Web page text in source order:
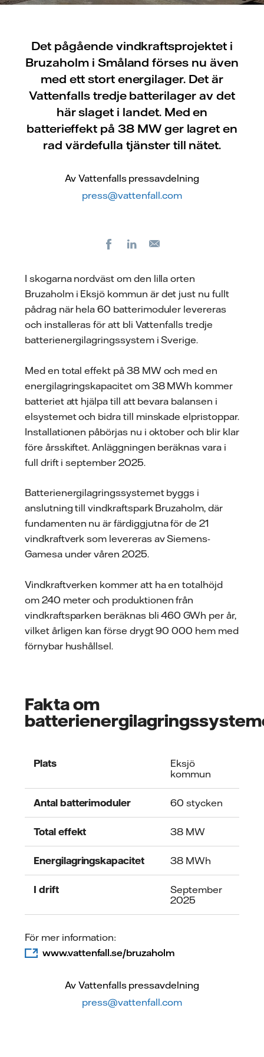
Det pågående vindkraftsprojektet i
Bruzaholm i Småland förses nu även
med ett stort energilager. Det är
Vattenfalls tredje batterilager av det
här slaget i landet. Med en
batterieffekt på 38 MW ger lagret en
rad värdefulla tjänster till nätet.
Av Vattenfalls pressavdelning
press@vattenfall.com
FacebookLinkedIn
I skogarna nordväst om den lilla orten
Bruzaholm i Eksjö kommun är det just nu fullt
pådrag när hela 60 batterimoduler levereras
och installeras för att bli Vattenfalls tredje
batterienergilagringssystem i Sverige.
Med en total effekt på 38 MW och med en
energilagringskapacitet om 38 MWh kommer
batteriet att hjälpa till att bevara balansen i
elsystemet och bidra till minskade elpristoppar.
Installationen påbörjas nu i oktober och blir klar
före årsskiftet. Anläggningen beräknas vara i
full drift i september 2025.
Batterienergilagringssystemet byggs i
anslutning till vindkraftspark Bruzaholm, där
fundamenten nu är färdiggjutna för de 21
vindkraftverk som levereras av Siemens-
Gamesa under våren 2025.
Vindkraftverken kommer att ha en totalhöjd
om 240 meter och produktionen från
vindkraftsparken beräknas bli 460 GWh per år,
vilket årligen kan förse drygt 90 000 hem med
förnybar hushållsel.
Fakta om
Plats
Eksjö
kommun
Antal batterimoduler 60 stycken
Total effekt 38 MW
Energilagringskapacitet 38 MWh
I drift
September
2025
För mer information:
www.vattenfall.se/bruzaholm
Av Vattenfalls pressavdelning
press@vattenfall.com